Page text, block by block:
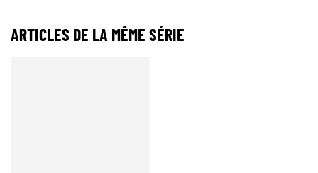
ARTICLES DE LA MÊME SÉRIE